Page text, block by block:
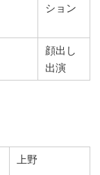
ション
顔出し
出演
上野